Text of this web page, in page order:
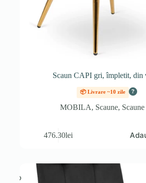
Scaun CAPI gri, împletit, din
📦 Livrare ~10 zile ?
MOBILA, Scaune,
476.30lei